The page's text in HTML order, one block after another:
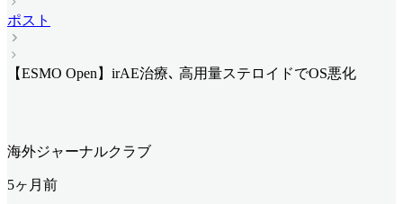
ポスト
【ESMO Open】irAE治療､ 高用量ステロイドでOS悪化
海外ジャーナルクラブ
5ヶ月前